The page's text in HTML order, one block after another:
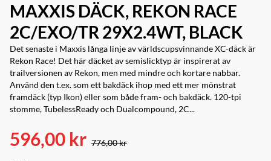
MAXXIS DÄCK, REKON RACE
2C/EXO/TR 29X2.4WT, BLACK
Det senaste i Maxxis långa linje av världscupsvinnande XC-däck är
Rekon Race! Det här däcket av semislicktyp är inspirerat av
trailversionen av Rekon, men med mindre och kortare nabbar.
Använd den t.ex. som ett bakdäck ihop med ett mer mönstrat
framdäck (typ Ikon) eller som både fram- och bakdäck. 120-tpi
stomme, TubelessReady och Dualcompound, 2C...
596,00 kr 776,00 kr